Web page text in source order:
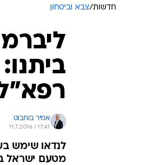
חדשות/צבא וביטחון
אמיר בוחבוט
11.7.2016 / 17:41
לנדאו שימש
מטעם ישראל